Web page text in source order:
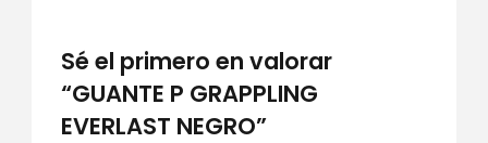
Sé el primero en valorar
“GUANTE P GRAPPLING
EVERLAST NEGRO”